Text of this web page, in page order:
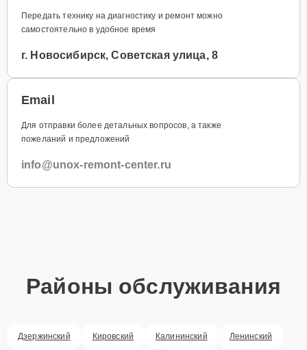
Передать технику на диагностику и ремонт можно
самостоятельно в удобное время
г. Новосибирск, Советская улица, 8
Email
Для отправки более детальных вопросов, а также
пожеланий и предложений
info@unox-remont-center.ru
Районы обслуживания
Дзержинский Кировский Калининский Ленинский